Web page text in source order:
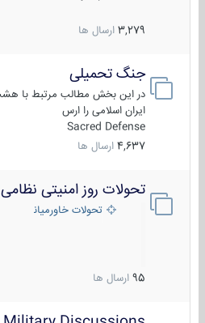
3,279 ارسال ها
جنگ تحمیلی
در این بخش مطالب مرتبط با
ایران اسلامی را ارس
Sacred Defense
4,637 ارسال ها
تحولات روز امنیتی نظامی
تحولات خاورمیانه
95 ارسال ها